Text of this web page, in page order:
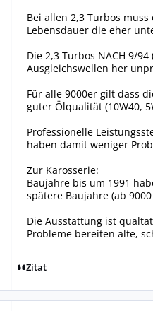
Bei allen 2,3 Turbos
Lebensdauer die eher
Die 2,3 Turbos NACH 9/
Ausgleichswellen her
Für alle 9000er gilt dass
guter Ölqualität (10W40,
Professionelle
haben damit weniger
Zur Karosserie:
Baujahre bis um 1991
spätere Baujahre (ab
Die Ausstattung ist
Probleme bereiten alte,
Zitat